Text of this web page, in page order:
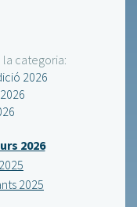
categoria:
2026
2026
2025